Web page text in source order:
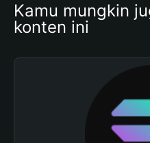
Kamu mungkin
konten ini